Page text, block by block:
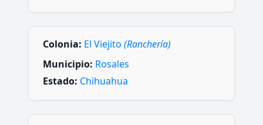
Colonia: El Viejito (Ranchería)
Municipio: Rosales
Estado: Chihuahua